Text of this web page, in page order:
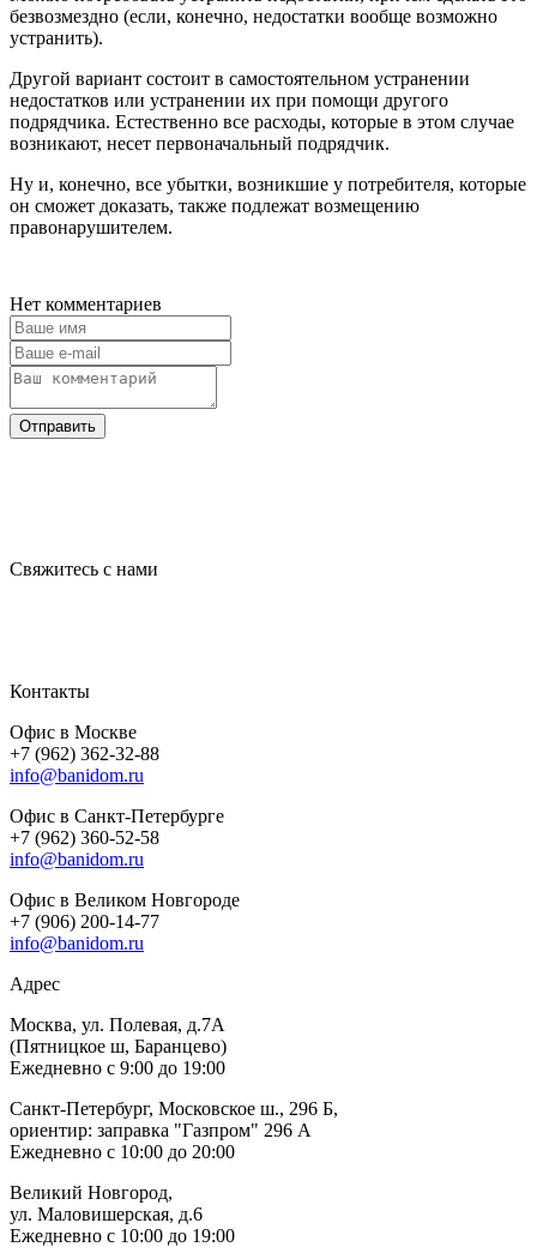
безвозмездно (если, конечно, недостатки вообще возможно
устранить).
Другой вариант состоит в самостоятельном устранении
недостатков или устранении их при помощи другого
подрядчика. Естественно все расходы, которые в этом случае
возникают, несет первоначальный подрядчик.
Ну и, конечно, все убытки, возникшие у потребителя, которые
он сможет доказать, также подлежат возмещению
правонарушителем.
Нет комментариев
Отправить
Свяжитесь с нами
Контакты
Офис в Москве
+7 (962) 362-32-88
info@banidom.ru
Офис в Санкт-Петербурге
+7 (962) 360-52-58
info@banidom.ru
Офис в Великом Новгороде
+7 (906) 200-14-77
info@banidom.ru
Адрес
Москва, ул. Полевая, д.7А
(Пятницкое ш, Баранцево)
Ежедневно с 9:00 до 19:00
Санкт-Петербург, Московское ш., 296 Б,
ориентир: заправка "Газпром" 296 А
Ежедневно с 10:00 до 20:00
Великий Новгород,
ул. Маловишерская, д.6
Ежедневно с 10:00 до 19:00